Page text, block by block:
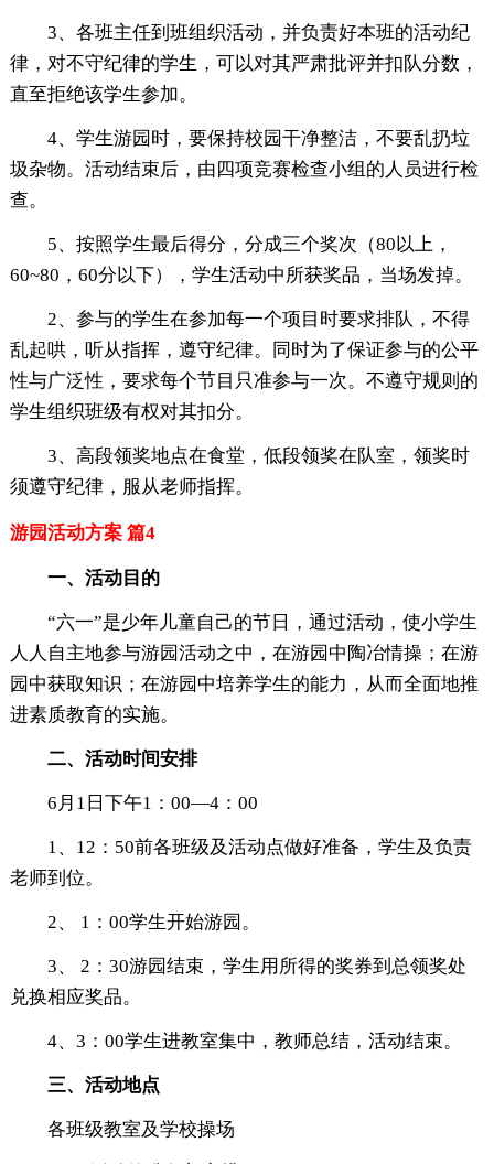
3、各班主任到班组织活动，并负责好本班的活动纪
律，对不守纪律的学生，可以对其严肃批评并扣队分数，
直至拒绝该学生参加。
4、学生游园时，要保持校园干净整洁，不要乱扔垃
圾杂物。活动结束后，由四项竞赛检查小组的人员进行检
查。
5、按照学生最后得分，分成三个奖次（80以上，
60~80，60分以下），学生活动中所获奖品，当场发掉。
2、参与的学生在参加每一个项目时要求排队，不得
乱起哄，听从指挥，遵守纪律。同时为了保证参与的公平
性与广泛性，要求每个节目只准参与一次。不遵守规则的
学生组织班级有权对其扣分。
3、高段领奖地点在食堂，低段领奖在队室，领奖时
须遵守纪律，服从老师指挥。
游园活动方案 篇4
一、活动目的
“六一”是少年儿童自己的节日，通过活动，使小学生
人人自主地参与游园活动之中，在游园中陶冶情操；在游
园中获取知识；在游园中培养学生的能力，从而全面地推
进素质教育的实施。
二、活动时间安排
6月1日下午1：00—4：00
1、12：50前各班级及活动点做好准备，学生及负责
老师到位。
2、 1：00学生开始游园。
3、 2：30游园结束，学生用所得的奖券到总领奖处
兑换相应奖品。
4、3：00学生进教室集中，教师总结，活动结束。
三、活动地点
各班级教室及学校操场